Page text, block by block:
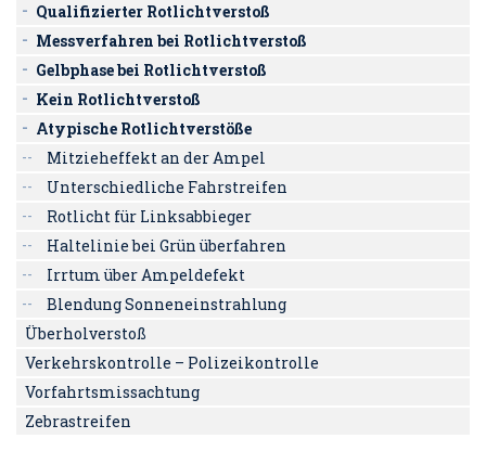
Qualifizierter Rotlichtverstoß
Messverfahren bei Rotlichtverstoß
Gelbphase bei Rotlichtverstoß
Kein Rotlichtverstoß
Atypische Rotlichtverstöße
Mitzieheffekt an der Ampel
Unterschiedliche Fahrstreifen
Rotlicht für Linksabbieger
Haltelinie bei Grün überfahren
Irrtum über Ampeldefekt
Blendung Sonneneinstrahlung
Überholverstoß
Verkehrskontrolle – Polizeikontrolle
Vorfahrtsmissachtung
Zebrastreifen